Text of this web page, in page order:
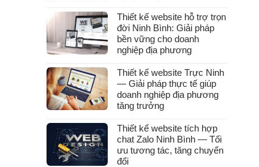
Thiết kế website hỗ trợ trọn
đời Ninh Bình: Giải pháp
bền vững cho doanh
nghiệp địa phương
Thiết kế website Trực Ninh
— Giải pháp thực tế giúp
doanh nghiệp địa phương
tăng trưởng
Thiết kế website tích hợp
chat Zalo Ninh Bình — Tối
ưu tương tác, tăng chuyển
đổi